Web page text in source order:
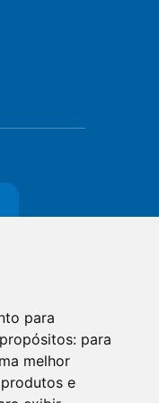
para
para
melhor
e